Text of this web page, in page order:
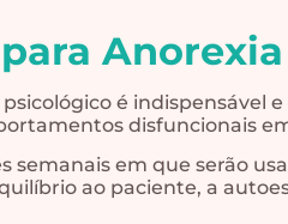
é indispensável
disfuncionais
semanais em que serão
ao paciente, a